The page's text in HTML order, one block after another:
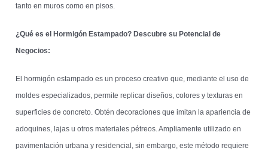
tanto en muros como en pisos.
¿Qué es el Hormigón Estampado? Descubre su Potencial de
Negocios:
El hormigón estampado es un proceso creativo que, mediante el uso de
moldes especializados, permite replicar diseños, colores y texturas en
superficies de concreto. Obtén decoraciones que imitan la apariencia de
adoquines, lajas u otros materiales pétreos. Ampliamente utilizado en
pavimentación urbana y residencial, sin embargo, este método requiere